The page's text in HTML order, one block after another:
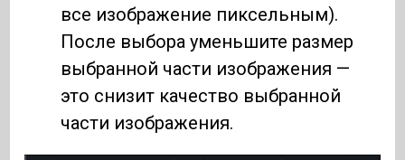
все изображение пиксельным).
После выбора уменьшите размер
выбранной части изображения —
это снизит качество выбранной
части изображения.